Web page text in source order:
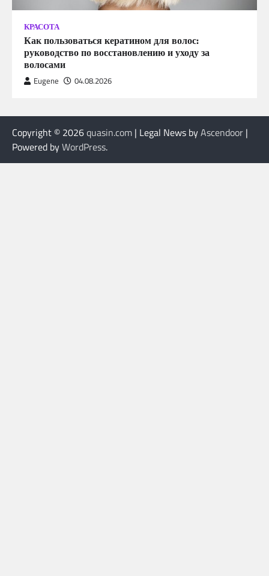
КРАСОТА
Как пользоваться кератином для волос:
руководство по восстановлению и уходу за
волосами
Eugene 04.08.2026
Copyright © 2026quasin.com | Legal News byAscendoor |
Powered byWordPress.